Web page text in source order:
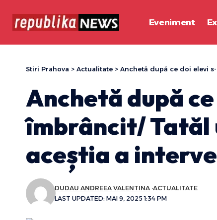
Eveniment
Stiri Prahova > Actualitate > Anchetă după ce doi elevi
Anchetă după
îmbrâncit/ Tatăl
aceștia a
LAST UPDATED: MAI 9, 2025 1:34 PM
DUDAU ANDREEA VALENTINA ACTUALITATE